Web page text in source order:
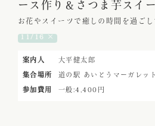
ース作り＆さつま芋スイ
お花やスイーツで癒しの時間を過ごし
11/16 ×
案内人 大平健太郎
集合場所 道の駅 あいとうマーガレッ
参加費用 一般:4,400円